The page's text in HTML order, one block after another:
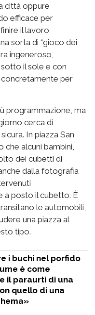
città oppure
efficace per
il lavoro
sorta di “gioco dei
ingeneroso,
il sole e con
concretamente per
programmazione, ma
cerca di
In piazza San
alcuni bambini,
dei cubetti di
dalla fotografia
a posto il cubetto. È
le automobili,
una piazza al
tipo.
i buchi nel porfido
è come
il paraurti di una
quello di una